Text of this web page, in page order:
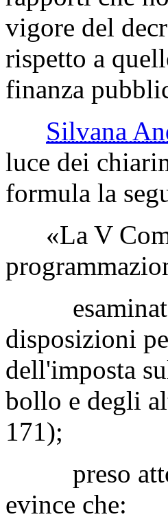
vigore del
rispetto a
finanza
Silvana
luce dei
formula la
«La V
esaminato
disposizioni
dell'imposta
bollo e degli
171);
preso atto
evince che: